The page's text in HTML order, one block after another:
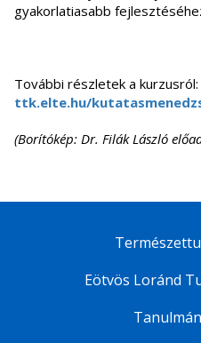
gyakorlatiasabb
További részletek a kurzusról:
ttk.elte.hu/
(Borítókép: Dr. Filák László
Eötvös Loránd